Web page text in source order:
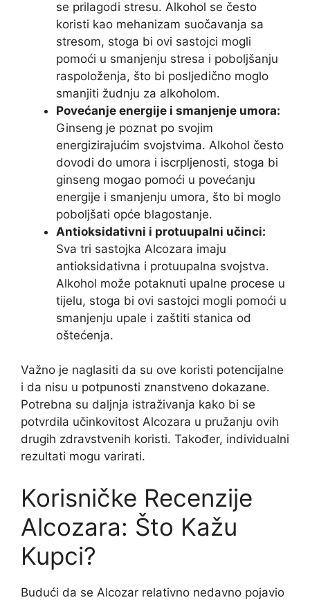
se prilagodi stresu. Alkohol se često
koristi kao mehanizam suočavanja sa
stresom, stoga bi ovi sastojci mogli
pomoći u smanjenju stresa i poboljšanju
raspoloženja, što bi posljedično moglo
smanjiti žudnju za alkoholom.
Povećanje energije i smanjenje umora:
Ginseng je poznat po svojim
energizirajućim svojstvima. Alkohol često
dovodi do umora i iscrpljenosti, stoga bi
ginseng mogao pomoći u povećanju
energije i smanjenju umora, što bi moglo
poboljšati opće blagostanje.
Antioksidativni i protuupalni učinci:
Sva tri sastojka Alcozara imaju
antioksidativna i protuupalna svojstva.
Alkohol može potaknuti upalne procese u
tijelu, stoga bi ovi sastojci mogli pomoći u
smanjenju upale i zaštiti stanica od
oštećenja.
Važno je naglasiti da su ove koristi potencijalne
i da nisu u potpunosti znanstveno dokazane.
Potrebna su daljnja istraživanja kako bi se
potvrdila učinkovitost Alcozara u pružanju ovih
drugih zdravstvenih koristi. Također, individualni
rezultati mogu varirati.
Korisničke Recenzije
Alcozara: Što Kažu
Kupci?
Budući da se Alcozar relativno nedavno pojavio